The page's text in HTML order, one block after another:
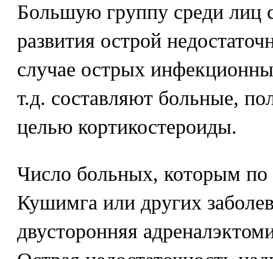
Большую группу среди
развития острой
случае острых
т.д. составляют больные,
целью кортикостероиды.
Число больных, которым по
Кушимга или других
двусторонняя